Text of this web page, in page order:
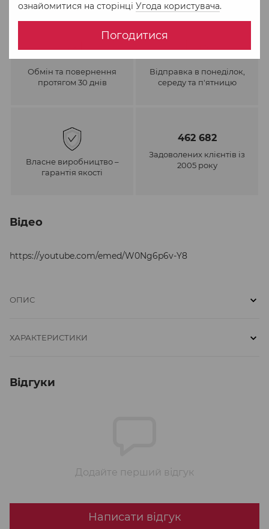
ознайомитися на сторінці Угода користувача.
Погодитися
Обмін та повернення
протягом 30 днів
Відправка в понеділок,
середу та п'ятницю
Власне виробництво –
гарантія якості
462 682
Задоволених клієнтів із
2005 року
Відео
https://youtube.com/emed/W0Ng6p6v-Y8
ОПИС
ХАРАКТЕРИСТИКИ
Відгуки
Додайте перший відгук
Написати відгук